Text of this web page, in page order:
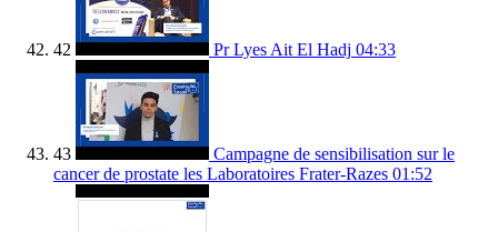
42 Pr Lyes Ait El Hadj 04:33
43
Campagne de sensibilisation sur le
cancer de prostate les Laboratoires Frater-Razes 01:52